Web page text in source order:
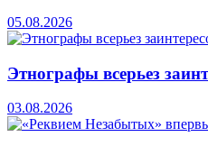
05.08.2026
Этнографы всерьез
03.08.2026